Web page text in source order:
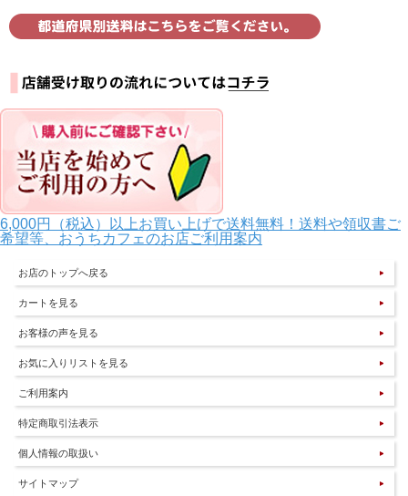
6,000円（税込）以上お買い上げで送料無料！送料や領収書ご
希望等、おうちカフェのお店ご利用案内
お店のトップへ戻る
カートを見る
お客様の声を見る
お気に入りリストを見る
ご利用案内
特定商取引法表示
個人情報の取扱い
サイトマップ